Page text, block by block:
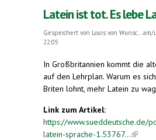
Latein ist tot. Es lebe
Gespeichert von Louis von Wunsc...
am/
22:05
In Großbritannien kommt die
auf den Lehrplan. Warum es
Briten lohnt, mehr Latein zu
Link zum Artikel:
https://www.sueddeutsche.de/
latein-sprache-1.53767...(link is